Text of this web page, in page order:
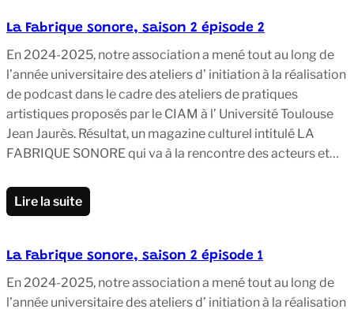
La Fabrique sonore, saison 2 épisode 2
En 2024-2025, notre association a mené tout au long de
l’année universitaire des ateliers d’ initiation à la réalisation
de podcast dans le cadre des ateliers de pratiques
artistiques proposés par le CIAM à l’ Université Toulouse
Jean Jaurès. Résultat, un magazine culturel intitulé LA
FABRIQUE SONORE qui va à la rencontre des acteurs et…
Lire la suite
La Fabrique sonore, saison 2 épisode 1
En 2024-2025, notre association a mené tout au long de
l’année universitaire des ateliers d’ initiation à la réalisation